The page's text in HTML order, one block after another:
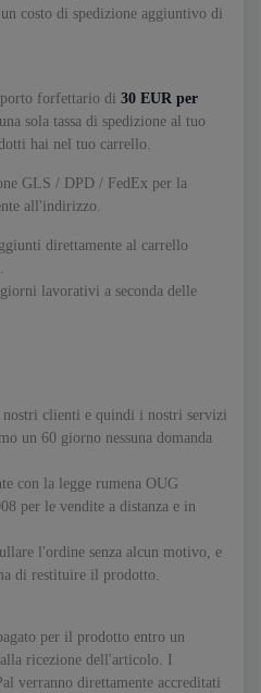
costo di spedizione aggiuntivo di
forfettario di 30 EUR per
sola tassa di spedizione al tuo
hai nel tuo carrello.
GLS / DPD / FedEx per la
all'indirizzo.
direttamente al carrello
lavorativi a seconda delle
nostri clienti e quindi i nostri servizi
un 60 giorno nessuna domanda
con la legge rumena OUG
per le vendite a distanza e in
l'ordine senza alcun motivo, e
di restituire il prodotto.
per il prodotto entro un
ricezione dell'articolo. I
verranno direttamente accreditati